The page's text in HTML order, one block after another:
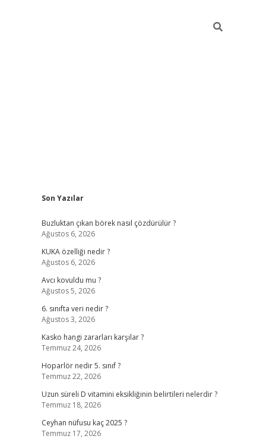
Sidebar
Son Yazılar
Buzluktan çıkan börek nasıl çözdürülür ?
Ağustos 6, 2026
KUKA özelliği nedir ?
Ağustos 6, 2026
Avcı kovuldu mu ?
Ağustos 5, 2026
6. sınıfta veri nedir ?
Ağustos 3, 2026
Kasko hangi zararları karşılar ?
Temmuz 24, 2026
Hoparlör nedir 5. sınıf ?
Temmuz 22, 2026
Uzun süreli D vitamini eksikliğinin belirtileri nelerdir ?
Temmuz 18, 2026
Ceyhan nüfusu kaç 2025 ?
Temmuz 17, 2026